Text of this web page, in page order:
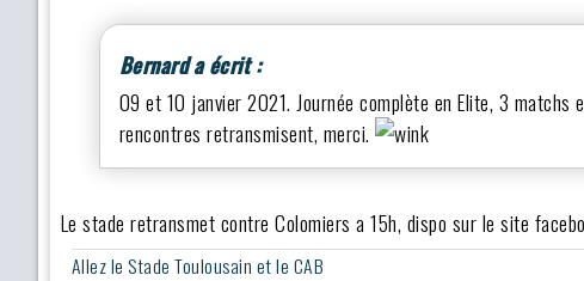
Bernard a écrit :
09 et 10 janvier 2021. Journée complète en Elite, 3 matchs
rencontres retransmisent, merci.
Le stade retransmet contre Colomiers a 15h, dispo sur le site
Allez le Stade Toulousain et le CAB